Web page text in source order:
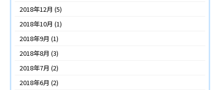
2018年12月 (5)
2018年10月 (1)
2018年9月 (1)
2018年8月 (3)
2018年7月 (2)
2018年6月 (2)